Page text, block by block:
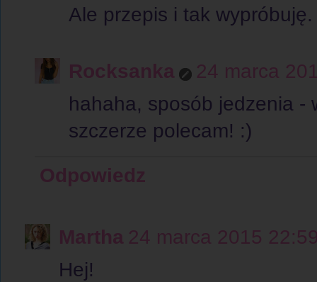
Ale przepis i tak wypróbuję.
Rocksanka
24 marca
hahaha, sposób jedzenia -
szczerze polecam! :)
Odpowiedz
Martha 24 marca 2015
Hej!